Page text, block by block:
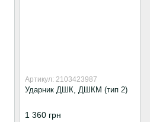
Артикул: 2103423987
Ударник ДШК, ДШКМ (тип 2)
1 360 грн